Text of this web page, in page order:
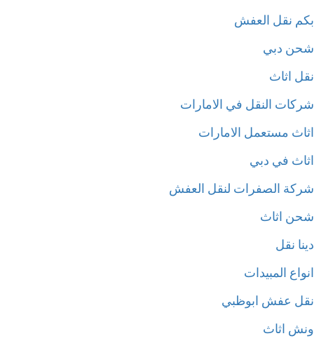
نقل العفش
دبي
اثاث
النقل في الامارات
مستعمل الامارات
في دبي
الصفرات لنقل العفش
اثاث
نقل
المبيدات
عفش ابوظبي
اثاث